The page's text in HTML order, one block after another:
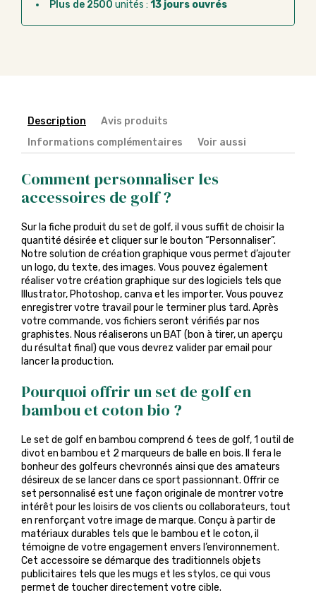
Plus de 2500 unités : 13 jours ouvrés
Description
Avis produits
Informations complémentaires
Voir aussi
Comment personnaliser les
accessoires de golf ?
Sur la fiche produit du set de golf, il vous suffit de choisir la
quantité désirée et cliquer sur le bouton “Personnaliser”.
Notre solution de création graphique vous permet d’ajouter
un logo, du texte, des images. Vous pouvez également
réaliser votre création graphique sur des logiciels tels que
Illustrator, Photoshop, canva et les importer. Vous pouvez
enregistrer votre travail pour le terminer plus tard. Après
votre commande, vos fichiers seront vérifiés par nos
graphistes. Nous réaliserons un BAT (bon à tirer, un aperçu
du résultat final) que vous devrez valider par email pour
lancer la production.
Pourquoi offrir un set de golf en
bambou et coton bio ?
Le set de golf en bambou comprend 6 tees de golf, 1 outil de
divot en bambou et 2 marqueurs de balle en bois. Il fera le
bonheur des golfeurs chevronnés ainsi que des amateurs
désireux de se lancer dans ce sport passionnant. Offrir ce
set personnalisé est une façon originale de montrer votre
intérêt pour les loisirs de vos clients ou collaborateurs, tout
en renforçant votre image de marque. Conçu à partir de
matériaux durables tels que le bambou et le coton, il
témoigne de votre engagement envers l’environnement.
Cet accessoire se démarque des traditionnels objets
publicitaires tels que les mugs et les stylos, ce qui vous
permet de toucher directement votre cible.